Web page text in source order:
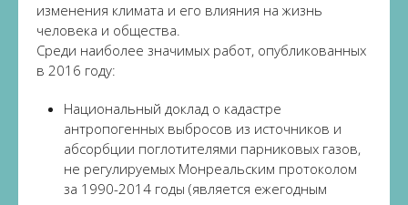
изменения климата и его влияния на жизнь
человека и общества.
Среди наиболее значимых работ, опубликованных
в 2016 году:
Национальный доклад о кадастре
антропогенных выбросов из источников и
абсорбции поглотителями парниковых газов,
не регулируемых Монреальским протоколом
за 1990-2014 годы (является ежегодным